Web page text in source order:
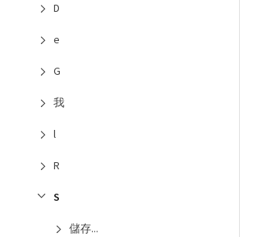
D
e
G
我
l
R
S
儲存...